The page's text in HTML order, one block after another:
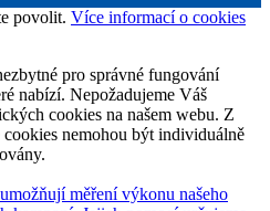
povolit. Více informací o cookies
pro správné fungování
nabízí. Nepožadujeme Váš
cookies na našem webu. Z
nemohou být individuálně
měření výkonu našeho